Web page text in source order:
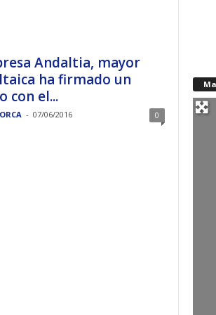
Andaltia, mayor
ha firmado un
con el...
- 07/06/2016 0